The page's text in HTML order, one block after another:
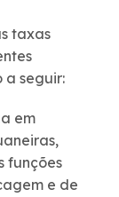
taxas
a seguir:
em
funções
e de